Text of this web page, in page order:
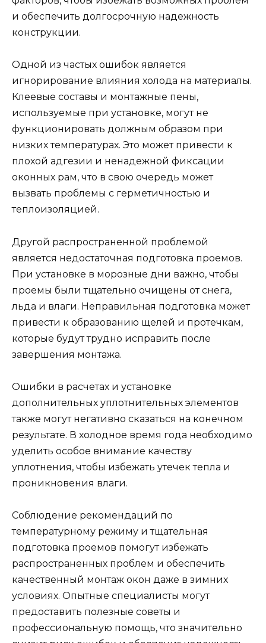
и обеспечить долгосрочную надежность
конструкции.
Одной из частых ошибок является
игнорирование влияния холода на материалы.
Клеевые составы и монтажные пены,
используемые при установке, могут не
функционировать должным образом при
низких температурах. Это может привести к
плохой адгезии и ненадежной фиксации
оконных рам, что в свою очередь может
вызвать проблемы с герметичностью и
теплоизоляцией.
Другой распространенной проблемой
является недостаточная подготовка проемов.
При установке в морозные дни важно, чтобы
проемы были тщательно очищены от снега,
льда и влаги. Неправильная подготовка может
привести к образованию щелей и протечкам,
которые будут трудно исправить после
завершения монтажа.
Ошибки в расчетах и установке
дополнительных уплотнительных элементов
также могут негативно сказаться на конечном
результате. В холодное время года необходимо
уделить особое внимание качеству
уплотнения, чтобы избежать утечек тепла и
проникновения влаги.
Соблюдение рекомендаций по
температурному режиму и тщательная
подготовка проемов помогут избежать
распространенных проблем и обеспечить
качественный монтаж окон даже в зимних
условиях. Опытные специалисты могут
предоставить полезные советы и
профессиональную помощь, что значительно